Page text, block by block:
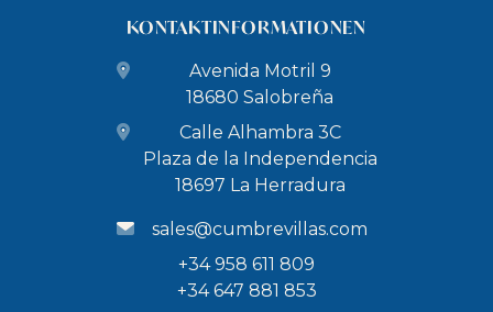
KONTAKTINFORMATIONEN
Avenida Motril 9
18680 Salobreña
Calle Alhambra 3C
Plaza de la Independencia
18697 La Herradura
sales@cumbrevillas.com
+34 958 611 809
+34 647 881 853